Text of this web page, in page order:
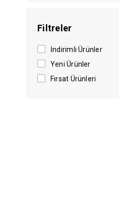
Filtreler
İndirimli Ürünler
Yeni Ürünler
Fırsat Ürünleri